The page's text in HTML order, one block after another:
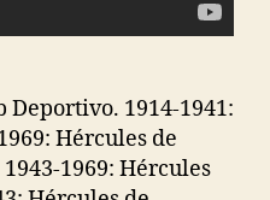
Deportivo. 1914-1941:
Hércules de
1969: Hércules